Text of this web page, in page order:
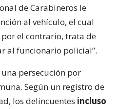
de Carabineros le
al vehículo, el cual
por el contrario, trata de
al funcionario policial”.
persecución por
Según un registro de
los delincuentes incluso